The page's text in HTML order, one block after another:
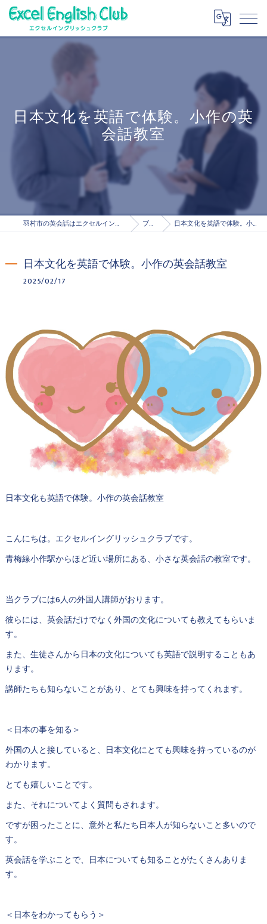
日本文化を英語で体験。小作の英
会話教室
羽村市の英会話はエクセルイングリッシュクラブ ブログ 日本文化を英語で体験。小作の英会話教室
日本文化を英語で体験。小作の英会話教室
2025/02/17
日本文化も英語で体験。小作の英会話教室
こんにちは。エクセルイングリッシュクラブです。
青梅線小作駅からほど近い場所にある、小さな英会話の教室です。
当クラブには6人の外国人講師がおります。
彼らには、英会話だけでなく外国の文化についても教えてもらいま
す。
また、生徒さんから日本の文化についても英語で説明することもあ
ります。
講師たちも知らないことがあり、とても興味を持ってくれます。
＜日本の事を知る＞
外国の人と接していると、日本文化にとても興味を持っているのが
わかります。
とても嬉しいことです。
また、それについてよく質問もされます。
ですが困ったことに、意外と私たち日本人が知らないこと多いので
す。
英会話を学ぶことで、日本についても知ることがたくさんありま
す。
＜日本をわかってもらう＞